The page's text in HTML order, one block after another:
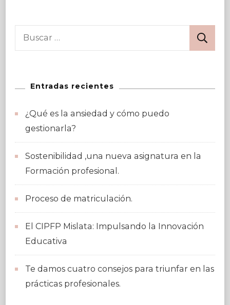
Buscar:
Entradas recientes
¿Qué es la ansiedad y cómo puedo
gestionarla?
Sostenibilidad ,una nueva asignatura en la
Formación profesional.
Proceso de matriculación.
El CIPFP Mislata: Impulsando la Innovación
Educativa
Te damos cuatro consejos para triunfar en las
prácticas profesionales.